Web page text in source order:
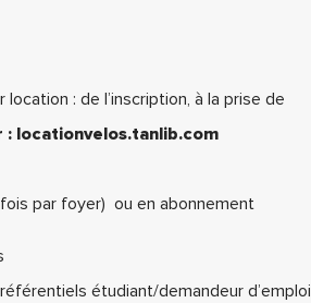
: de l’inscription, à la prise de
: locationvelos.tanlib.com
par foyer) ou en abonnement
étudiant/demandeur d’emploi